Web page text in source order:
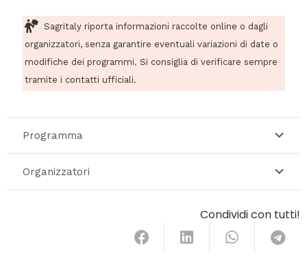
Sagritaly riporta informazioni raccolte online o dagli
organizzatori, senza garantire eventuali variazioni di date o
modifiche dei programmi. Si consiglia di verificare sempre
tramite i contatti ufficiali.
Programma
Organizzatori
Condividi con tutti!